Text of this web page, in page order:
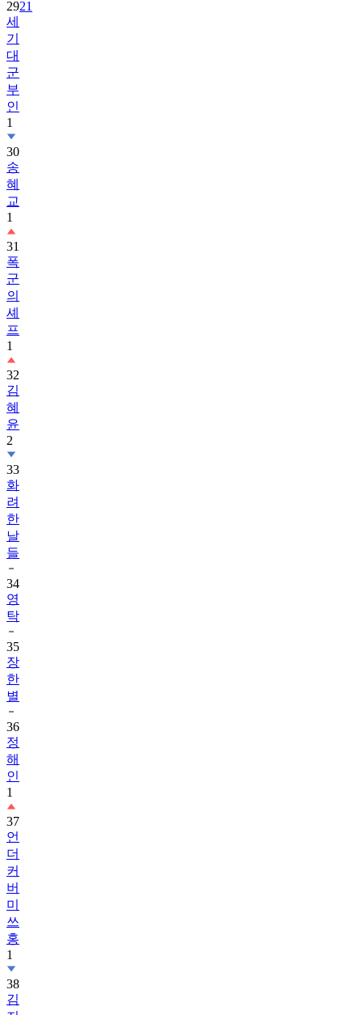
2921
세
기
대
군
부
인
1
30
송
혜
교
1
31
폭
군
의
셰
프
1
32
김
혜
윤
2
33
화
려
한
날
들
34
영
탁
35
장
한
별
36
정
해
인
1
37
언
더
커
버
미
쓰
홍
1
38
김